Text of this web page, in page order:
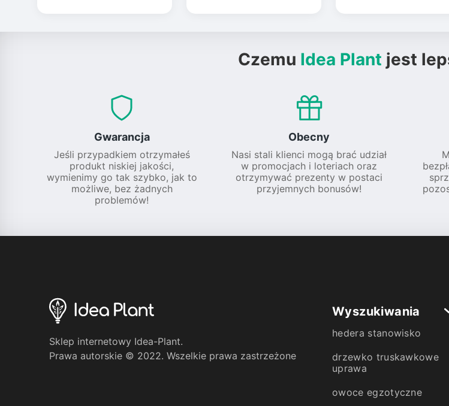
Czemu Idea Plant jest
Gwarancja
Jeśli przypadkiem otrzymałeś
produkt niskiej jakości,
wymienimy go tak szybko, jak to
możliwe, bez żadnych
problemów!
Obecny
Nasi stali klienci mogą brać udział
w promocjach i loteriach oraz
otrzymywać prezenty w postaci
przyjemnych bonusów!
Sklep internetowy Idea-Plant.
Prawa autorskie © 2022. Wszelkie prawa zastrzeżone
Wyszukiwania
hedera stanowisko
drzewko truskawkowe
uprawa
owoce egzotyczne